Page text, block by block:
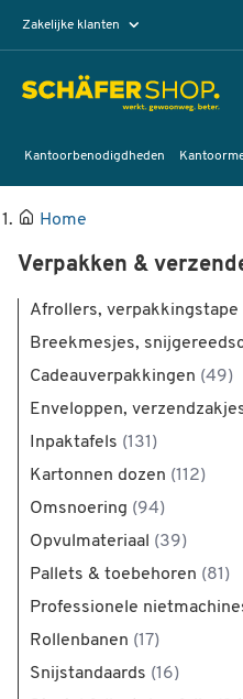
Zakelijke klanten
Kantoorbenodigdheden
Home
Verpakken &
Afrollers, verpakkingstape
Breekmesjes,
Cadeauverpakkingen (49)
Enveloppen,
Inpaktafels (131)
Kartonnen dozen (112)
Omsnoering (94)
Opvulmateriaal (39)
Pallets & toebehoren (81)
Professionele
Rollenbanen (17)
Snijstandaards (16)